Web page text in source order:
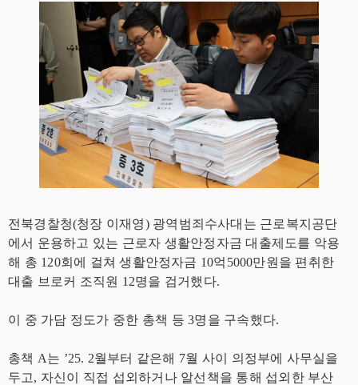
전북경찰청(청장 이재영) 광역범죄수사대는 근로복지공단
에서 운용하고 있는 근로자 생활안정자금 대출제도를 악용
해 총 120회에 걸쳐 생활안정자금 10억5000만원을 편취한
대출 브로커 조직원 12명을 검거했다.
이 중 가담 정도가 중한 총책 등 3명을 구속했다.
총책 A는 ’25. 2월부터 같은해 7월 사이 의정부에 사무실을
두고, 자신이 직접 섭외하거나 알선책을 통해 섭외한 부산